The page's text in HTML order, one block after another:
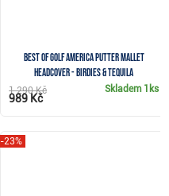
Best of Golf America putter mallet
headcover - Birdies & Tequila
Skladem 1ks
1 290 Kč
989 Kč
-23%